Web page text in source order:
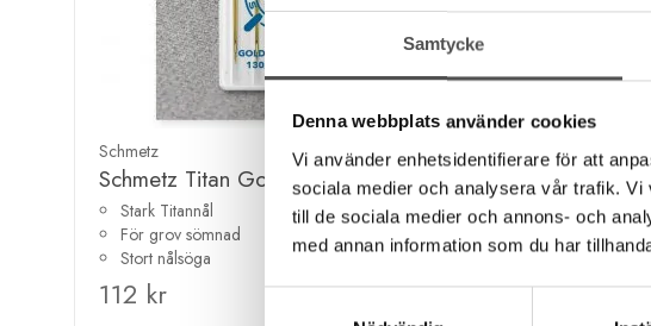
Samtycke
Denna webbplats använder cookies
Vi använder enhetsidentifierare för att
sociala medier och analysera vår trafik. Vi
till de sociala medier och annons- och
med annan information som du har
Schmetz
Schmetz Titan Gold TopStitch 90
Stark Titannål
För grov sömnad
Stort nålsöga
112 kr
Organ
För
Bra
39 kr